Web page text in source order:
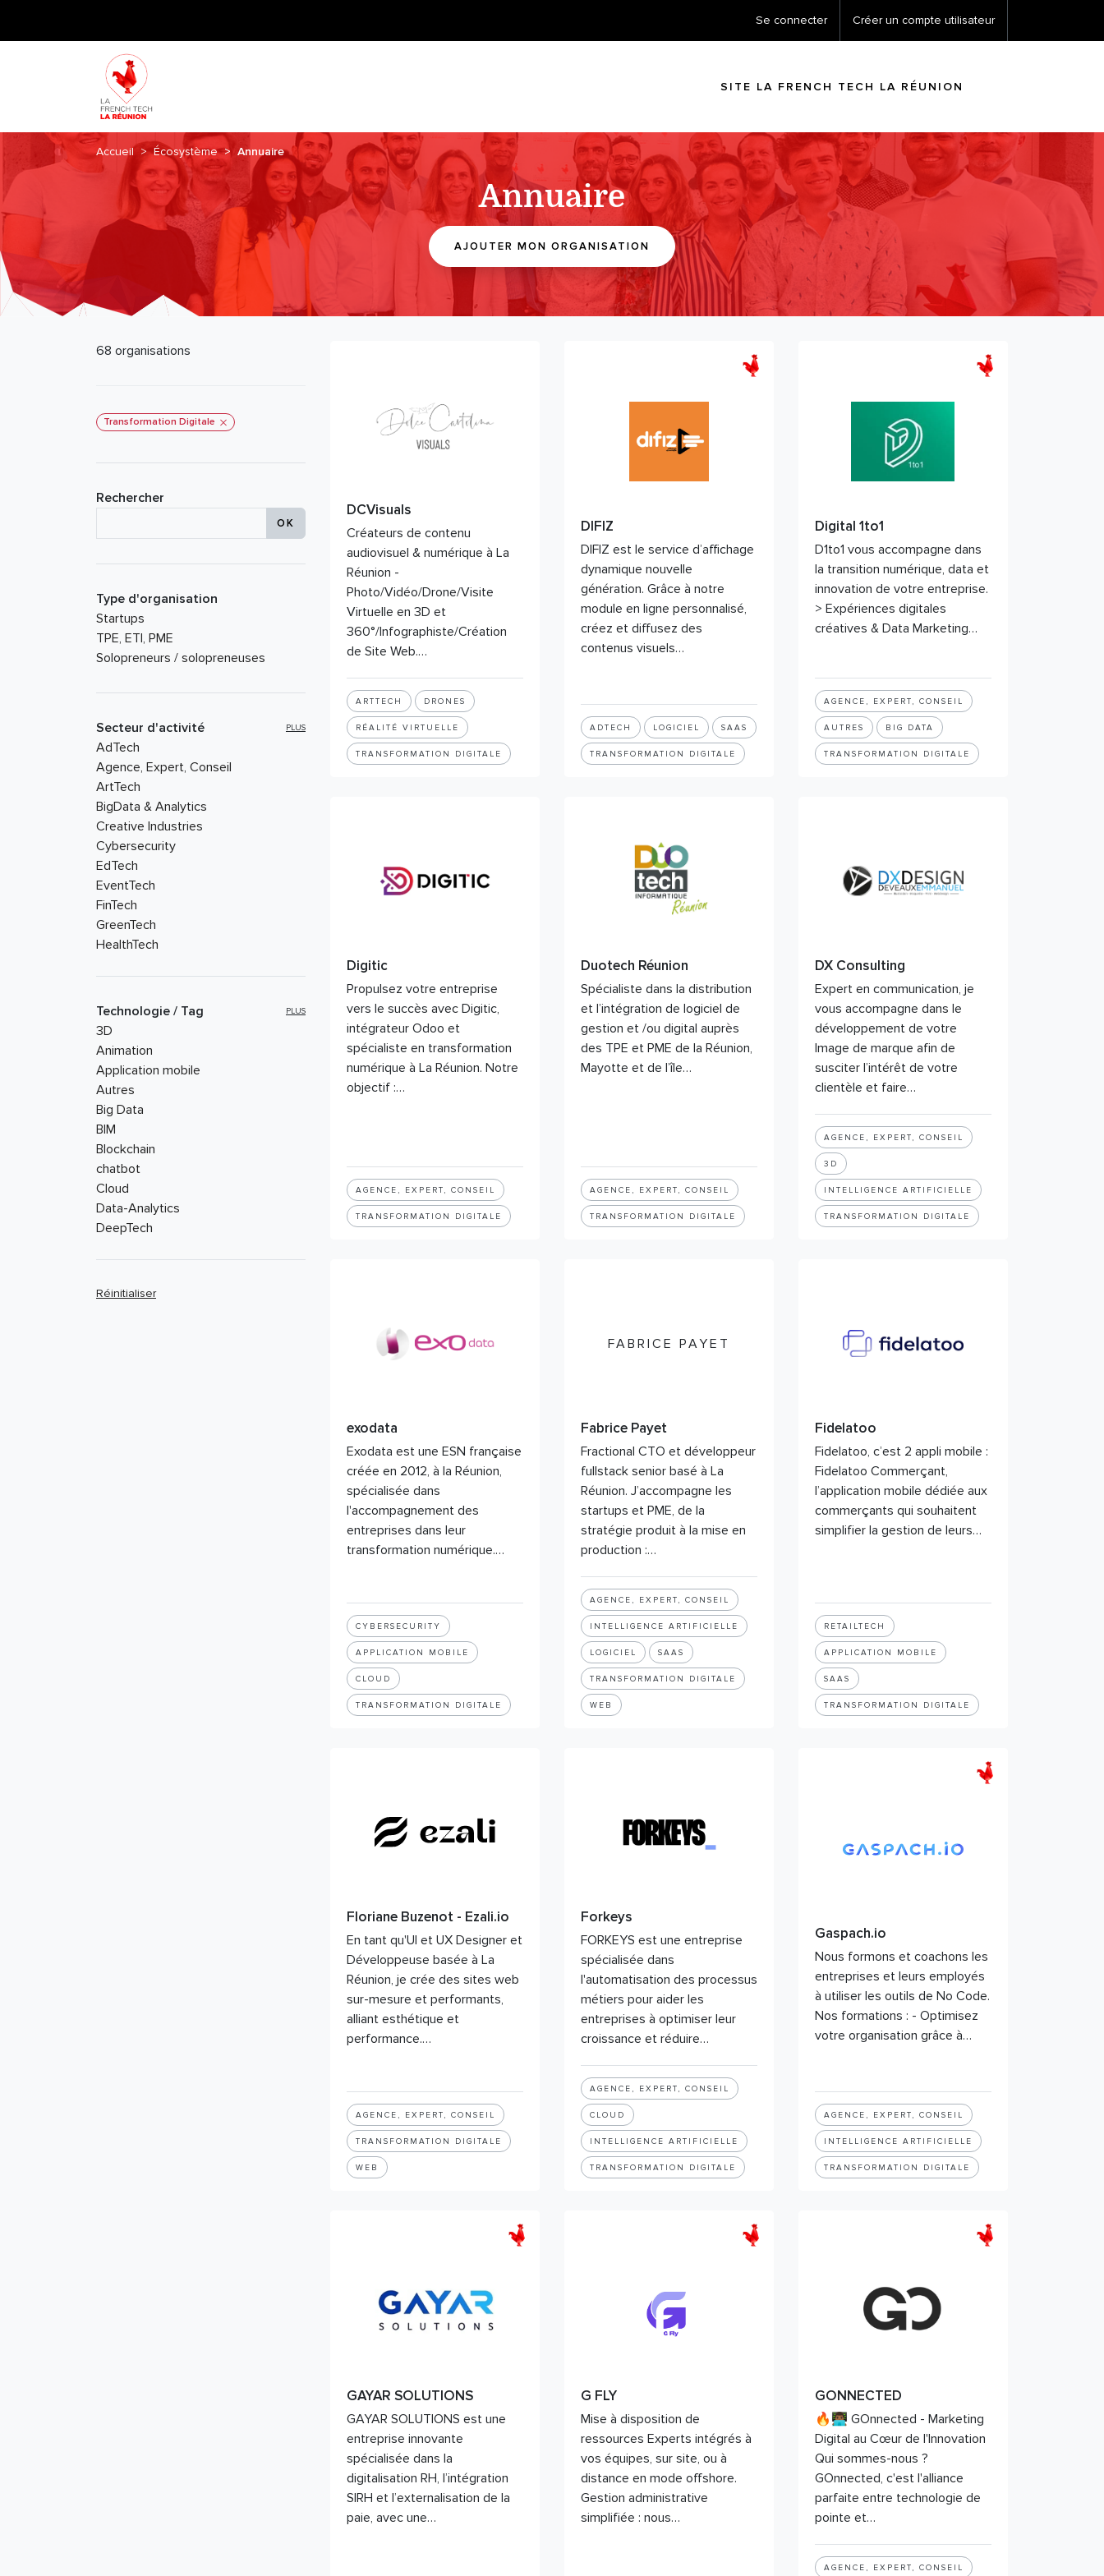
Se connecter Créer un compte utilisateur
SITE LA FRENCH TECH LA RÉUNION
Accueil Écosystème Annuaire
Annuaire
AJOUTER MON ORGANISATION
68 organisations
Transformation Digitale
Rechercher
Type d'organisation
Startups
TPE, ETI, PME
Solopreneurs / solopreneuses
Secteur d'activité PLUS
AdTech
Agence, Expert, Conseil
ArtTech
BigData & Analytics
Creative Industries
Cybersecurity
EdTech
EventTech
FinTech
GreenTech
HealthTech
Privacy
RetailTech
Smart City
Technologie / Tag PLUS
3D
Animation
Application mobile
Autres
Big Data
BIM
Blockchain
chatbot
Cloud
Data-Analytics
DeepTech
eCommerce
Réinitialiser
DCVisuals
Créateurs de contenu
audiovisuel & numérique à La
Réunion -
Photo/Vidéo/Drone/Visite
Virtuelle en 3D et
360°/Infographiste/Création
de Site Web.…
ARTTECH DRONES
RÉALITÉ VIRTUELLE
TRANSFORMATION DIGITALE
DIFIZ
DIFIZ est le service d’affichage
dynamique nouvelle
génération. Grâce à notre
module en ligne personnalisé,
créez et diffusez des
contenus visuels…
ADTECH LOGICIEL SAAS
TRANSFORMATION DIGITALE
Digital 1to1
D1to1 vous accompagne dans
la transition numérique, data et
innovation de votre entreprise.
> Expériences digitales
créatives & Data Marketing…
AGENCE, EXPERT, CONSEIL
AUTRES BIG DATA
TRANSFORMATION DIGITALE
Digitic
Propulsez votre entreprise
vers le succès avec Digitic,
intégrateur Odoo et
spécialiste en transformation
numérique à La Réunion. Notre
objectif :…
AGENCE, EXPERT, CONSEIL
TRANSFORMATION DIGITALE
Duotech Réunion
Spécialiste dans la distribution
et l’intégration de logiciel de
gestion et /ou digital auprès
des TPE et PME de la Réunion,
Mayotte et de l’île…
AGENCE, EXPERT, CONSEIL
TRANSFORMATION DIGITALE
DX Consulting
Expert en communication, je
vous accompagne dans le
développement de votre
Image de marque afin de
susciter l’intérêt de votre
clientèle et faire…
AGENCE, EXPERT, CONSEIL
3D
INTELLIGENCE ARTIFICIELLE
TRANSFORMATION DIGITALE
exodata
Exodata est une ESN française
créée en 2012, à la Réunion,
spécialisée dans
l'accompagnement des
entreprises dans leur
transformation numérique.…
CYBERSECURITY
APPLICATION MOBILE
CLOUD
TRANSFORMATION DIGITALE
FABRICE PAYET
Fabrice Payet
Fractional CTO et développeur
fullstack senior basé à La
Réunion. J’accompagne les
startups et PME, de la
stratégie produit à la mise en
production :…
AGENCE, EXPERT, CONSEIL
INTELLIGENCE ARTIFICIELLE
LOGICIEL SAAS
TRANSFORMATION DIGITALE
WEB
Fidelatoo
Fidelatoo, c’est 2 appli mobile :
Fidelatoo Commerçant,
l’application mobile dédiée aux
commerçants qui souhaitent
simplifier la gestion de leurs…
RETAILTECH
APPLICATION MOBILE
SAAS
TRANSFORMATION DIGITALE
Floriane Buzenot - Ezali.io
En tant qu'UI et UX Designer et
Développeuse basée à La
Réunion, je crée des sites web
sur-mesure et performants,
alliant esthétique et
performance.…
AGENCE, EXPERT, CONSEIL
TRANSFORMATION DIGITALE
WEB
Forkeys
FORKEYS est une entreprise
spécialisée dans
l'automatisation des processus
métiers pour aider les
entreprises à optimiser leur
croissance et réduire…
AGENCE, EXPERT, CONSEIL
CLOUD
INTELLIGENCE ARTIFICIELLE
TRANSFORMATION DIGITALE
Gaspach.io
Nous formons et coachons les
entreprises et leurs employés
à utiliser les outils de No Code.
Nos formations : - Optimisez
votre organisation grâce à…
AGENCE, EXPERT, CONSEIL
INTELLIGENCE ARTIFICIELLE
TRANSFORMATION DIGITALE
GAYAR SOLUTIONS
GAYAR SOLUTIONS est une
entreprise innovante
spécialisée dans la
digitalisation RH, l’intégration
SIRH et l’externalisation de la
paie, avec une…
G FLY
Mise à disposition de
ressources Experts intégrés à
vos équipes, sur site, ou à
distance en mode offshore.
Gestion administrative
simplifiée : nous…
GONNECTED
🔥👨🏾‍💻 GOnnected - Marketing
Digital au Cœur de l'Innovation
Qui sommes-nous ?
GOnnected, c'est l'alliance
parfaite entre technologie de
pointe et…
AGENCE, EXPERT, CONSEIL